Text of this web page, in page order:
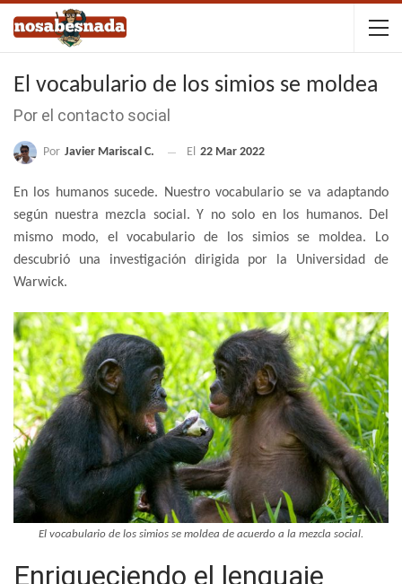
El vocabulario de los simios se moldea
Por el contacto social
Por Javier Mariscal C. El 22 Mar 2022
En los humanos sucede. Nuestro vocabulario se va adaptando
según nuestra mezcla social. Y no solo en los humanos. Del
mismo modo, el vocabulario de los simios se moldea. Lo
descubrió una investigación dirigida por la Universidad de
Warwick.
El vocabulario de los simios se moldea de acuerdo a la mezcla social.
Enriqueciendo el lenguaje